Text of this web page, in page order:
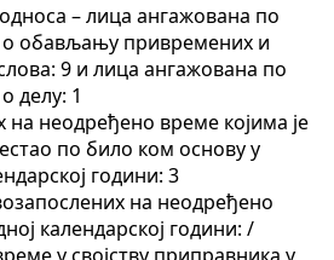
– лица ангажована по
о обављању привремених и
9 и лица ангажована по
делу: 1
на неодређено време којима је
по било ком основу у
години: 3
на неодређено
календарској години: /